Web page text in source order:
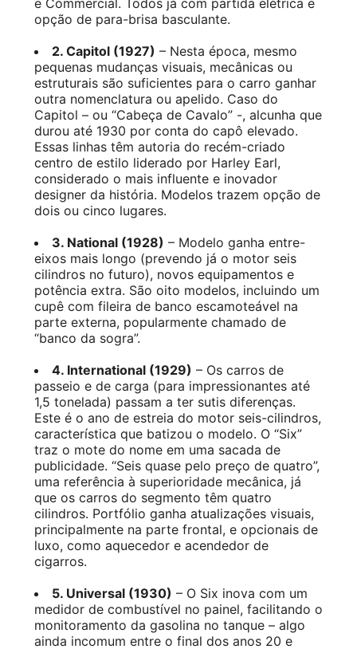
e Commercial. Todos já com partida elétrica e
opção de para-brisa basculante.
2. Capitol (1927) – Nesta época, mesmo
pequenas mudanças visuais, mecânicas ou
estruturais são suficientes para o carro ganhar
outra nomenclatura ou apelido. Caso do
Capitol – ou “Cabeça de Cavalo” -, alcunha que
durou até 1930 por conta do capô elevado.
Essas linhas têm autoria do recém-criado
centro de estilo liderado por Harley Earl,
considerado o mais influente e inovador
designer da história. Modelos trazem opção de
dois ou cinco lugares.
3. National (1928) – Modelo ganha entre-
eixos mais longo (prevendo já o motor seis
cilindros no futuro), novos equipamentos e
potência extra. São oito modelos, incluindo um
cupê com fileira de banco escamoteável na
parte externa, popularmente chamado de
“banco da sogra”.
4. International (1929) – Os carros de
passeio e de carga (para impressionantes até
1,5 tonelada) passam a ter sutis diferenças.
Este é o ano de estreia do motor seis-cilindros,
característica que batizou o modelo. O “Six”
traz o mote do nome em uma sacada de
publicidade. “Seis quase pelo preço de quatro”,
uma referência à superioridade mecânica, já
que os carros do segmento têm quatro
cilindros. Portfólio ganha atualizações visuais,
principalmente na parte frontal, e opcionais de
luxo, como aquecedor e acendedor de
cigarros.
5. Universal (1930) – O Six inova com um
medidor de combustível no painel, facilitando o
monitoramento da gasolina no tanque – algo
ainda incomum entre o final dos anos 20 e